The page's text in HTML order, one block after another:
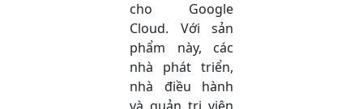
cho Google
Cloud. Với sản
phẩm này, các
nhà phát triển,
nhà điều hành
và quản trị viên